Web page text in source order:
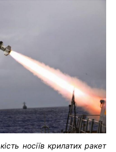
носіїв крилатих ракет